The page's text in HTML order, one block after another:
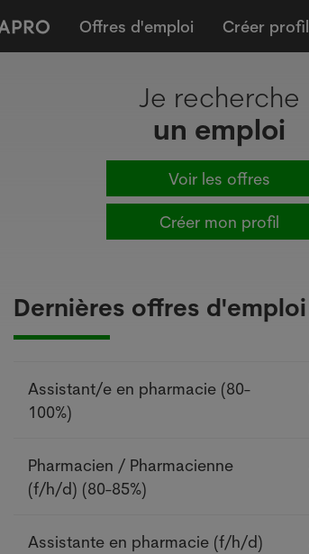
Offres d'emploi Créer profil
Je recherche
un emploi
Voir les offres
Créer mon profil
Dernières offres d'emploi
Assistant/e en pharmacie (80-
100%)
Pharmacien / Pharmacienne
(f/h/d) (80-85%)
Assistante en pharmacie (f/h/d)